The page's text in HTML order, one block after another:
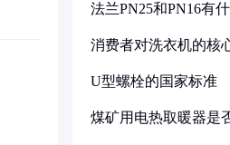
法兰PN25和PN16有
消费者对洗衣机的核
U型螺栓的国家标准
煤矿用电热取暖器是